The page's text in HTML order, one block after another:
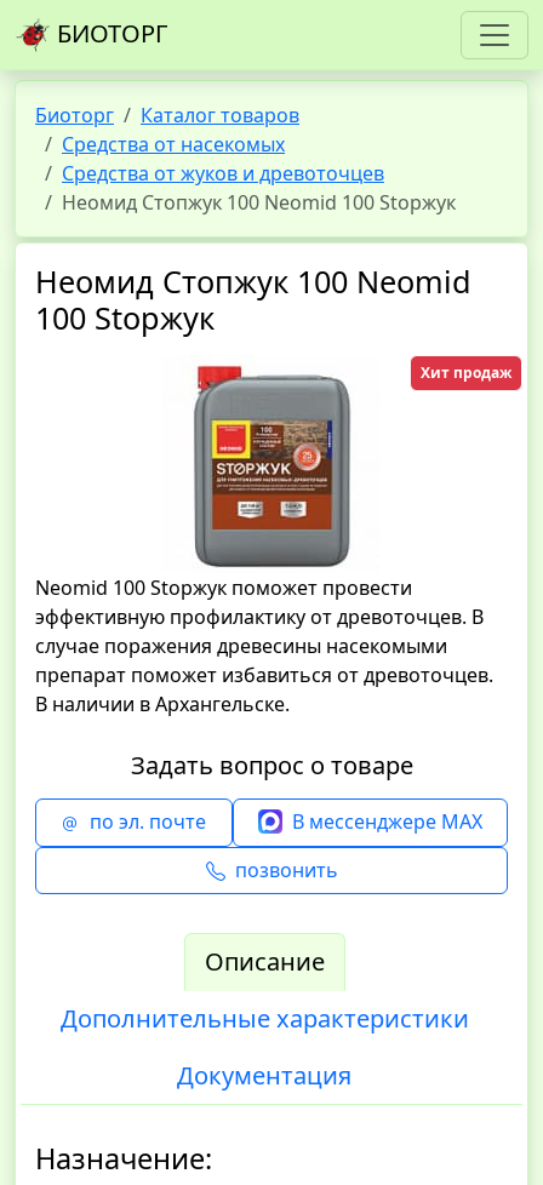
БИОТОРГ
Биоторг
Каталог товаров
Средства от насекомых
Средства от жуков и древоточцев
Неомид Стопжук 100 Neomid 100 Stopжук
Неомид Стопжук 100 Neomid
100 Stopжук
Хит продаж
Neomid 100 Stopжук поможет провести
эффективную профилактику от древоточцев. В
случае поражения древесины насекомыми
препарат поможет избавиться от древоточцев.
В наличии в Архангельске.
Задать вопрос о товаре
по эл. почте
В мессенджере MAX
позвонить
Описание
Дополнительные характеристики
Документация
Назначение: